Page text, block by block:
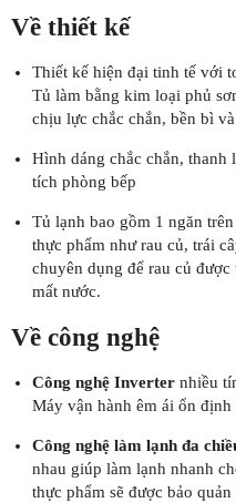
Về thiết kế
Thiết kế hiện đại tinh tế với
Tủ làm bằng kim loại phủ
chịu lực chắc chắn, bền bì
Hình dáng chắc chắn,
tích phòng bếp
Tủ lạnh bao gồm 1 ngăn
thực phẩm như rau củ, trái
chuyên dụng để rau củ
mất nước.
Về công nghệ
Công nghệ Inverternhiều
Máy vận hành êm ái ổn
Công nghệ làm lạnh đa
nhau giúp làm lạnh nhanh
thực phẩm sẽ được bảo